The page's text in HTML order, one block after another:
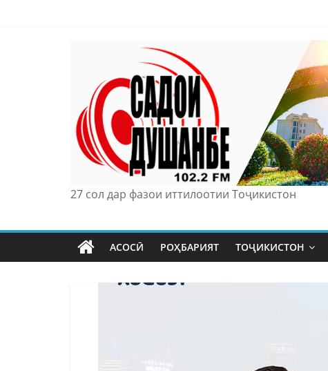
27 сол дар фазои иттилоотии Тоҷикистон
АСОСӢ РОҲБАРИЯТ ТОҶИКИСТОН